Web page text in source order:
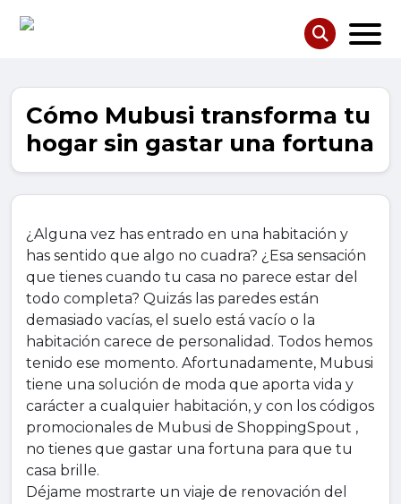
Cómo Mubusi transforma tu
hogar sin gastar una fortuna
¿Alguna vez has entrado en una habitación y
has sentido que algo no cuadra? ¿Esa sensación
que tienes cuando tu casa no parece estar del
todo completa? Quizás las paredes están
demasiado vacías, el suelo está vacío o la
habitación carece de personalidad. Todos hemos
tenido ese momento. Afortunadamente, Mubusi
tiene una solución de moda que aporta vida y
carácter a cualquier habitación, y con los códigos
promocionales de Mubusi de ShoppingSpout ,
no tienes que gastar una fortuna para que tu
casa brille.
Déjame mostrarte un viaje de renovación del